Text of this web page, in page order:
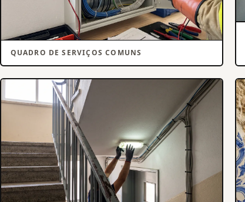
QUADRO DE SERVIÇOS COMUNS